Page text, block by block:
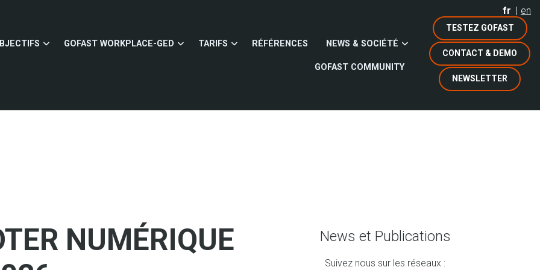
fr en
TESTEZ GOFAST
CONTACT & DEMO
NEWSLETTER
GOFAST WORKPLACE-GED TARIFS RÉFÉRENCES NEWS & SOCIÉTÉ
GOFAST COMMUNITY
NUMÉRIQUE
News et Publications
Suivez nous sur les réseaux :